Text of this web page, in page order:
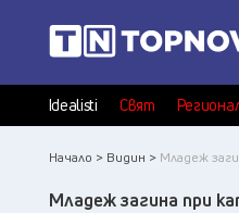
Idealisti Свят
Начало > Видин > Младеж
Младеж загина при